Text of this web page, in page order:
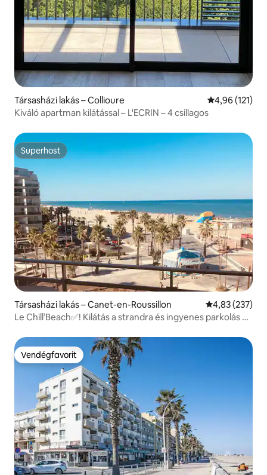
Társasházi lakás – Collioure Átlagos
4,96 (121)
Kiváló apartman kilátással – L'ECRIN – 4 csillagos
Superhost
Superhost
Társasházi lakás – Canet-en-Roussillon Átlagos
4,83 (237)
Le Chill’Beach✅! Kilátás a strandra és ingyenes parkolás 🏝
Vendégfavorit
Vendégfavorit